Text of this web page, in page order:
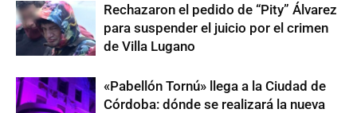
Rechazaron el pedido de “Pity” Álvarez
para suspender el juicio por el crimen
de Villa Lugano
«Pabellón Tornú» llega a la Ciudad de
Córdoba: dónde se realizará la nueva